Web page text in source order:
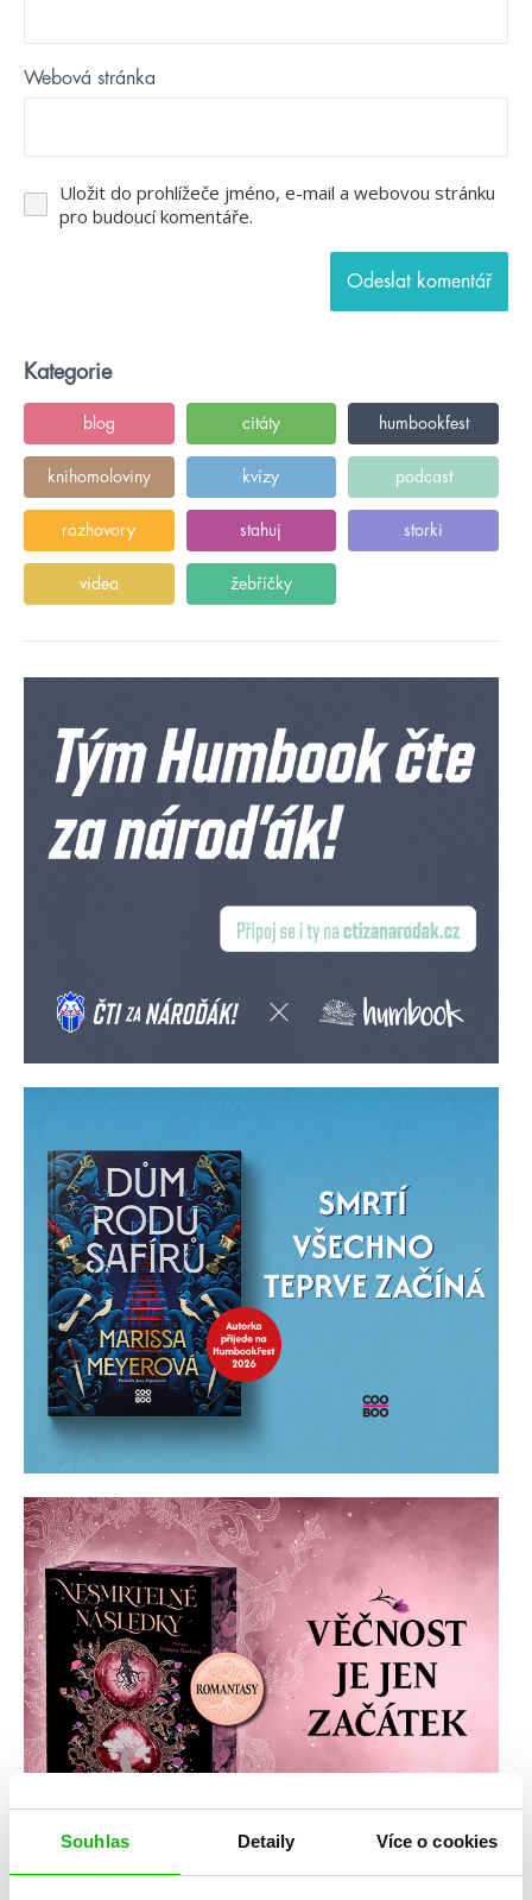
Souhlas Detaily Více o cookies
Webová stránka
Uložit do prohlížeče jméno, e-mail a webovou stránku
pro budoucí komentáře.
Kategorie
blog citáty humbookfest
knihomoloviny kvízy podcast
rozhovory stahuj storki
videa žebříčky